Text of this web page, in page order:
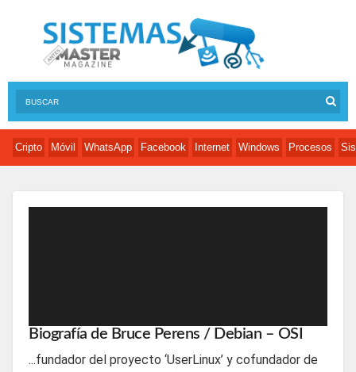
Cripto Móvil WhatsApp Facebook Internet Windows Procesos
Biografía de Bruce Perens / Debian – OSI
...fundador del proyecto ‘UserLinux’ y cofundador de